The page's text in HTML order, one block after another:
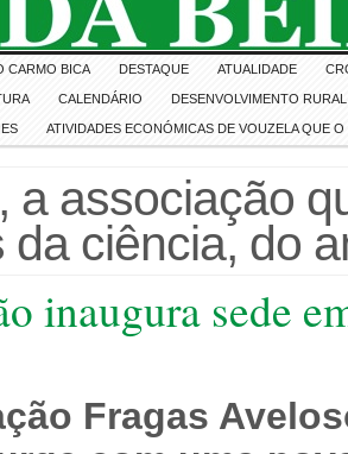
CARMO BICA DESTAQUE ATUALIDADE
CALENDÁRIO DESENVOLVIMENTO RURAL
ATIVIDADES ECONÓMICAS DE VOUZELA QUE
a associação
da ciência, do
inaugura sede
Fragas